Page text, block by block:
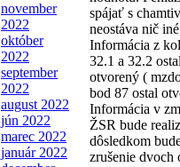
november
2022
október
2022
september
2022
august 2022
jún 2022
marec 2022
január 2022
spájať s
neostáva nič
Informácia z
32.1 a 32.2
otvorený (
bod 87 ostal
Informácia v
ŽSR bude
dôsledkom
zrušenie